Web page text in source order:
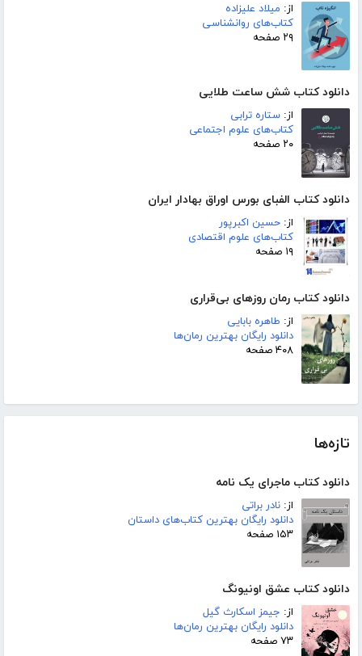
از: میلاد علیزاده
کتاب‌های روانشناسی
۲۹ صفحه
دانلود کتاب شش ساعت طلایی
از: ستاره ترابی
کتاب‌های علوم اجتماعی
۲۰ صفحه
دانلود کتاب الفبای بورس اوراق بهادار ایران
از: حسین اکبرپور
کتاب‌های علوم اقتصادی
۱۹ صفحه
دانلود کتاب رمان روزهای بی‌قراری
از: طاهره بابایی
دانلود رایگان بهترین رمان‌ها
۴۰۸ صفحه
تازه‌ها
دانلود کتاب ماجرای یک نامه
از: نادر براتی
دانلود رایگان بهترین کتاب‌های داستان
۱۵۳ صفحه
دانلود کتاب عشق اونیونگ
از: جیمز اسکارث گیل
دانلود رایگان بهترین رمان‌ها
۷۳ صفحه